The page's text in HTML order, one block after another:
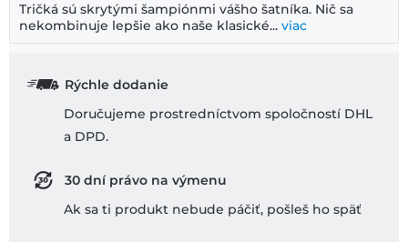
Tričká sú skrytými šampiónmi vášho šatníka. Nič sa
nekombinuje lepšie ako naše klasické... viac
Rýchle dodanie
Doručujeme prostredníctvom spoločností DHL
a DPD.
30 dní právo na výmenu
Ak sa ti produkt nebude páčiť, pošleš ho späť